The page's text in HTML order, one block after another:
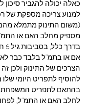
כאלה יכולה להגביר סיכון
למנוע צריכה מספקת של
(משום התינוק מתמלא
מספיק מחלב האם או
אם או בתמ"ל בלבד כבר
הצרכים של התינוק ולכן
להוסיף לתפריט היומי שלו
בהתאם לתפריט
לחלב האם או התמ"ל,